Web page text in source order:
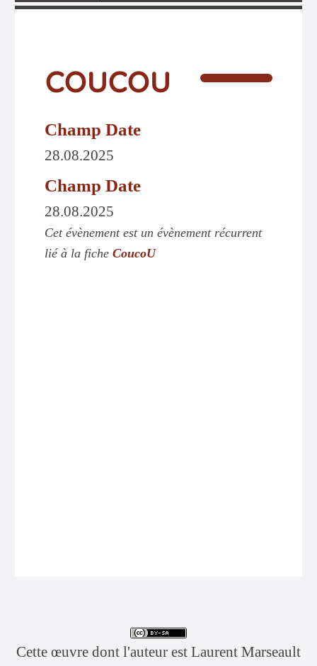
coucou
Champ Date
28.08.2025
Champ Date
28.08.2025
Cet évènement est un évènement récurrent
lié à la fiche CoucoU
Cette œuvre dont l'auteur est Laurent Marseault